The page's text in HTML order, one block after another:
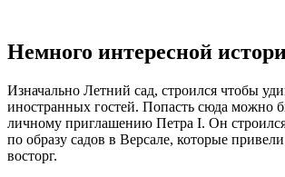
Немного интересной
Изначально Летний сад, строился чтобы
иностранных гостей. Попасть сюда можно
личному приглашению Петра I. Он строился
по образу садов в Версале, которые
восторг.